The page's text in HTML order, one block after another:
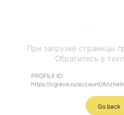
При загрузке страницы
Обратитесь в
PROFILE ID:
https://cgrave.ru/account/
Go back